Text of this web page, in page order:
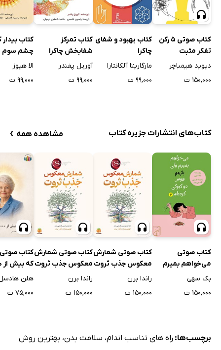
کتاب صوتی 5 رکن
تفکر مثبت
دیوید هیمباچر
۱۵۰,۰۰۰ ت
کتاب بهبود و شفای
چاکرا
مارگاریتا آلکانتارا
۹۹,۰۰۰ ت
کتاب تمرکز
شفابخش چاکرا
آوریل پفندر
۹۹,۰۰۰ ت
کتاب
چشم سوم
الا هیوز
۹۹,۰۰۰ ت
کتاب‌های انتشارات جزیره کتاب مشاهده همه ›
کتاب صوتی
می‌خواهم بمیرم
ولی باز هم هوس
جلد دوم
بک سهی
۱۵۰,۰۰۰ ت
کتاب صوتی شمارش
معکوس جذب ثروت
راندا برن
۱۵۰,۰۰۰ ت
کتاب صوتی شمارش
معکوس جذب ثروت
راندا برن
۱۵۰,۰۰۰ ت
کتاب صوتی
جایزه
هلن
۷۵,۰۰۰ ت
برچسب‌ها: راه های تناسب اندام، سلامت بدن، بهترین روش